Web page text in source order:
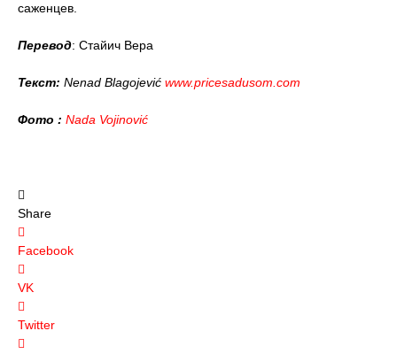
саженцев.
Перевод: Стайич Вера
Текст: Nenad Blagojević www.pricesadusom.com
Фото : Nada Vojinović
Share
Facebook
VK
Twitter